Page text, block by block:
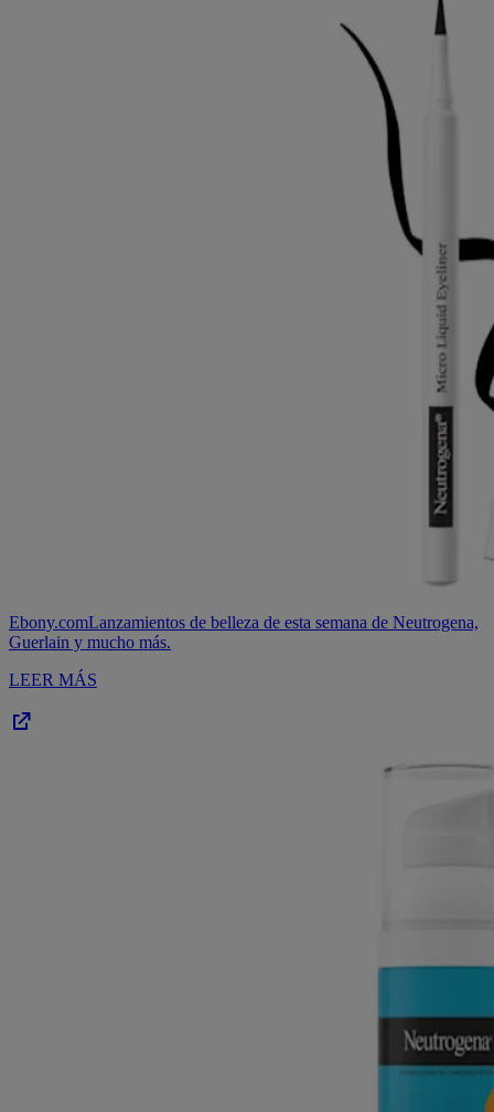
Ebony.comLanzamientos de belleza de esta semana de Neutrogena,
Guerlain y mucho más.
LEER MÁS